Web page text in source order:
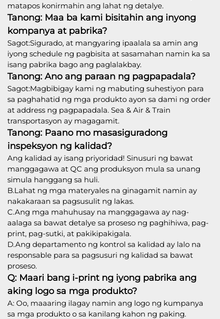
matapos konirmahin ang lahat ng detalye.
Tanong: Maa ba kami bisitahin ang inyong
kompanya at pabrika?
Sagot:Sigurado, at mangyaring ipaalala sa amin ang
iyong schedule ng pagbisita at sasamahan namin ka sa
isang pabrika bago ang paglalakbay.
Tanong: Ano ang paraan ng pagpapadala?
Sagot:Magbibigay kami ng mabuting suhestiyon para
sa paghahatid ng mga produkto ayon sa dami ng order
at address ng pagpapadala. Sea & Air & Train
transportasyon ay magagamit.
Tanong: Paano mo masasiguradong
inspeksyon ng kalidad?
Ang kalidad ay isang priyoridad! Sinusuri ng bawat
manggagawa at QC ang produksyon mula sa unang
simula hanggang sa huli.
B.Lahat ng mga materyales na ginagamit namin ay
nakakaraan sa pagsusulit ng lakas.
C.Ang mga mahuhusay na manggagawa ay nag-
aalaga sa bawat detalye sa proseso ng paghihiwa, pag-
print, pag-sutki, at pakikipakigala.
D.Ang departamento ng kontrol sa kalidad ay lalo na
responsable para sa pagsusuri ng kalidad sa bawat
proseso.
Q: Maari bang i-print ng iyong pabrika ang
aking logo sa mga produkto?
A: Oo, maaaring ilagay namin ang logo ng kumpanya
sa mga produkto o sa kanilang kahon ng paking.